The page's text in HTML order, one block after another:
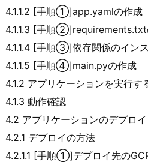
4.1.1.2 [手順①]app.yamlの作成
4.1.1.3 [手順②]requirements.txt
4.1.1.4 [手順③]依存関係のイン
4.1.1.5 [手順④]main.pyの作成
4.1.2 アプリケーションを実行す
4.1.3 動作確認
4.2 アプリケーションのデプロイ
4.2.1 デプロイの方法
4.2.1.1 [手順①]デプロイ先の